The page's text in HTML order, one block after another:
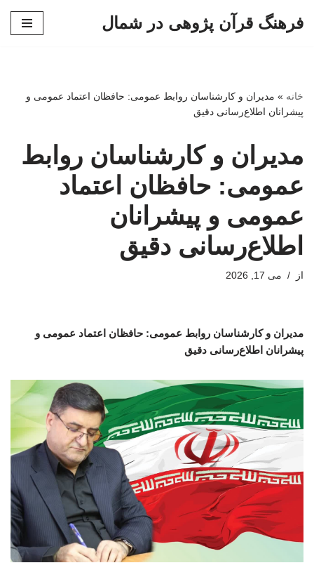
فرهنگ قرآن پژوهی در شمال
خانه » مدیران و کارشناسان روابط عمومی: حافظان اعتماد عمومی و
پیشرانان اطلاع‌رسانی دقیق
مدیران و کارشناسان روابط
عمومی: حافظان اعتماد
عمومی و پیشرانان
اطلاع‌رسانی دقیق
از می 17, 2026
مدیران و کارشناسان روابط عمومی: حافظان اعتماد عمومی و
پیشرانان اطلاع‌رسانی دقیق